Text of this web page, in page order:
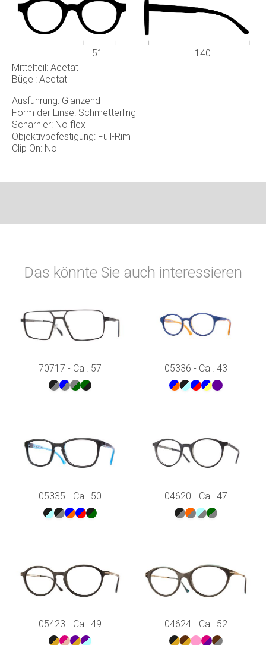
Mittelteil: Acetat
Bügel: Acetat
Ausführung: Glänzend
Form der Linse: Schmetterling
Scharnier: No flex
Objektivbefestigung: Full-Rim
Clip On: No
51 140
Das könnte Sie auch interessieren
70717 - Cal. 57 05336 - Cal. 43
05335 - Cal. 50 04620 - Cal. 47
05423 - Cal. 49 04624 - Cal. 52